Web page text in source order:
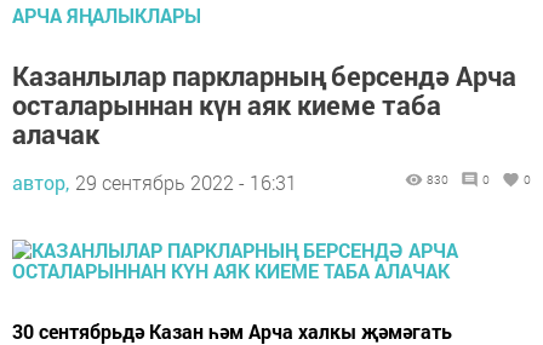
АРЧА ЯҢАЛЫКЛАРЫ
Казанлылар паркларның берсендә Арча
осталарыннан күн аяк киеме таба
алачак
автор, 29 сентябрь 2022 - 16:31 830 0 0
30 сентябрьдә Казан һәм Арча халкы җәмәгать